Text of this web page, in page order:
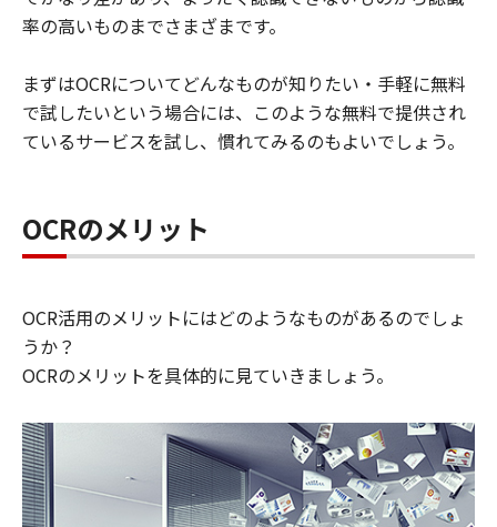
率の高いものまでさまざまです。
まずはOCRについてどんなものが知りたい・手軽に無料
で試したいという場合には、このような無料で提供され
ているサービスを試し、慣れてみるのもよいでしょう。
OCRのメリット
OCR活用のメリットにはどのようなものがあるのでしょ
うか？
OCRのメリットを具体的に見ていきましょう。